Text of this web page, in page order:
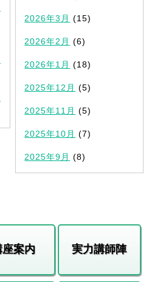
2026年3月 (15)
2026年2月 (6)
2026年1月 (18)
2025年12月 (5)
2025年11月 (5)
2025年10月 (7)
2025年9月 (8)
座案内 実力講師陣